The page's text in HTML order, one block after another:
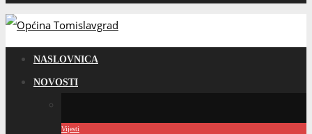
NASLOVNICA
NOVOSTI
Vijesti